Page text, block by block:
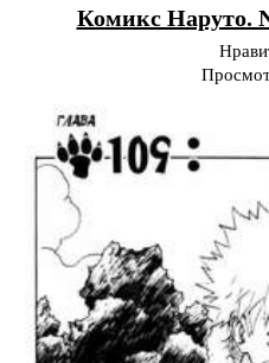
Комикс Наруто.